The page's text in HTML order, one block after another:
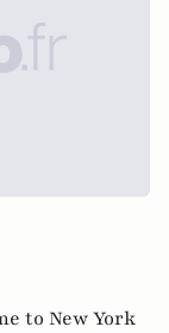
to New York